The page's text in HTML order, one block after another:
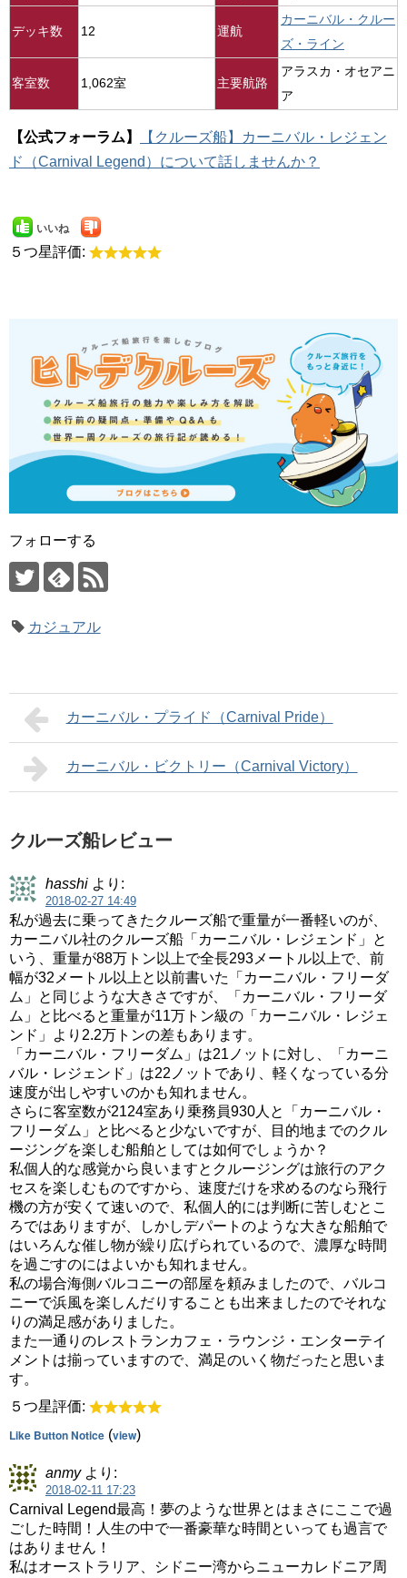
デッキ数 12 運航
カーニバル・クルー
ズ・ライン
客室数 1,062室 主要航路
アラスカ・オセアニ
ア
【公式フォーラム】
【クルーズ船】カーニバル・レジェン
ド（Carnival Legend）について話しませんか？
いいね
５つ星評価:
フォローする
カジュアル
カーニバル・プライド（Carnival Pride）
カーニバル・ビクトリー（Carnival Victory）
クルーズ船レビュー
hasshi より:
2018-02-27 14:49
私が過去に乗ってきたクルーズ船で重量が一番軽いのが、
カーニバル社のクルーズ船「カーニバル・レジェンド」と
いう、重量が88万トン以上で全長293メートル以上で、前
幅が32メートル以上と以前書いた「カーニバル・フリーダ
ム」と同じような大きさですが、「カーニバル・フリーダ
ム」と比べると重量が11万トン級の「カーニバル・レジェ
ンド」より2.2万トンの差もあります。
「カーニバル・フリーダム」は21ノットに対し、「カーニ
バル・レジェンド」は22ノットであり、軽くなっている分
速度が出しやすいのかも知れません。
さらに客室数が2124室あり乗務員930人と「カーニバル・
フリーダム」と比べると少ないですが、目的地までのクル
ージングを楽しむ船舶としては如何でしょうか？
私個人的な感覚から良いますとクルージングは旅行のアク
セスを楽しむものですから、速度だけを求めるのなら飛行
機の方が安くて速いので、私個人的には判断に苦しむとこ
ろではありますが、しかしデパートのような大きな船舶で
はいろんな催し物が繰り広げられているので、濃厚な時間
を過ごすのにはよいかも知れません。
私の場合海側バルコニーの部屋を頼みましたので、バルコ
ニーで浜風を楽しんだりすることも出来ましたのでそれな
りの満足感がありました。
また一通りのレストランカフェ・ラウンジ・エンターテイ
メントは揃っていますので、満足のいく物だったと思いま
す。
５つ星評価:
Like Button Notice (view)
anmy より:
2018-02-11 17:23
Carnival Legend最高！夢のような世界とはまさにここで過
ごした時間！人生の中で一番豪華な時間といっても過言で
はありません！
私はオーストラリア、シドニー湾からニューカレドニア周